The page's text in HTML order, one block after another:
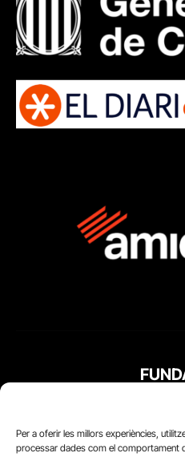
Per a oferir les millors experiències,
processar dades com el comportament